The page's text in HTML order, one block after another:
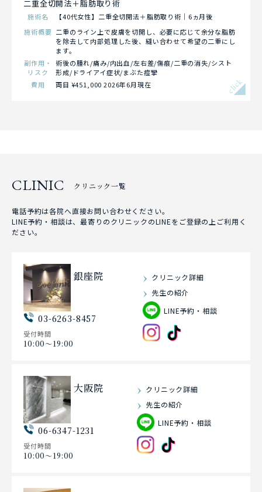
二重全切開法＋脂肪取り術
施術名
【40代女性】二重全切開法＋脂肪取り術｜6ヵ月後
施術概要 二重のライン上で皮膚を切開し、必要に応じて余分な脂肪
を除去して内部処理した後、縫い合わせて希望の二重にし
ます。
副作用・
リスク
術後の腫れ/痛み/内出血/左右差/傷痕/二重の消失/シスト
形成/ドライアイ症状/まぶた痙攣
費用
両目 ¥451,000 2026年6月現在 click
CLINIC クリニック一覧
電話予約は各院へ直接お問い合わせください。
LINE予約・相談は、最寄りのクリニックのLINEをご登録の上ご利用く
ださい。
銀座院
03-6263-8457
受付時間
10:00〜19:00
クリニック詳細
先生の紹介
LINE予約・相談
大阪院
06-6347-1231
受付時間
10:00〜19:00
クリニック詳細
先生の紹介
LINE予約・相談